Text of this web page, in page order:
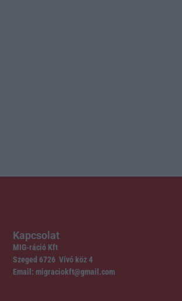
Kapcsolat
MIG-ráció Kft
Szeged 6726 Vívó köz 4
Email: migraciokft@gmail.com